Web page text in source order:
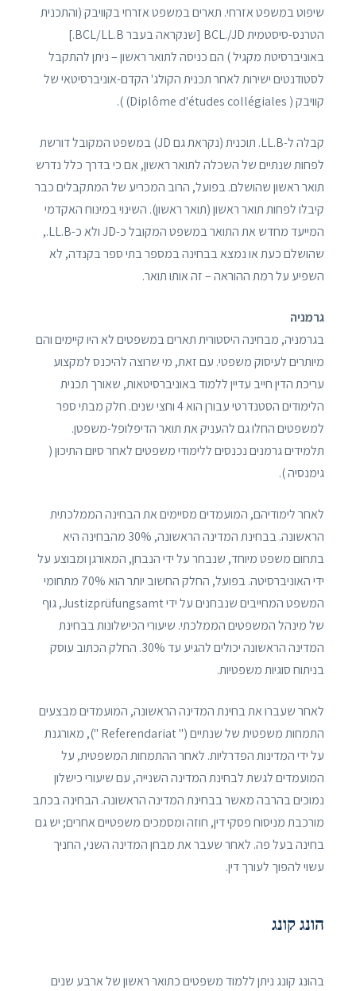
שיפוט במשפט אזרחי. תארים במשפט אזרחי בקוויבק (והתכנית
הטרנס-סיסטמית BCL./JD [שנקראה בעבר BCL/LL.B.]
באוניברסיטת מקגיל ) הם כניסה לתואר ראשון – ניתן להתקבל
לסטודנטים ישירות לאחר תכנית הקולג' הקדם-אוניברסיטאי של
קוויבק ( Diplôme d'études collégiales) ).
קבלה ל-LL.B. תוכנית (נקראת גם JD) במשפט המקובל דורשת
לפחות שנתיים של השכלה לתואר ראשון, אם כי בדרך כלל נדרש
תואר ראשון שהושלם. בפועל, הרוב המכריע של המתקבלים כבר
קיבלו לפחות תואר ראשון (תואר ראשון). השינוי במינוח האקדמי
המייעד מחדש את התואר במשפט המקובל כ-JD ולא כ-LL.B.,
שהושלם כעת או נמצא בבחינה במספר בתי ספר בקנדה, לא
השפיע על רמת ההוראה – זה אותו תואר.
גרמניה
בגרמניה, מבחינה היסטורית תארים במשפטים לא היו קיימים והם
מיותרים לעיסוק משפטי. עם זאת, מי שרוצה להיכנס למקצוע
עריכת הדין חייב עדיין ללמוד באוניברסיטאות, שאורך תכנית
הלימודים הסטנדרטי עבורן הוא 4 וחצי שנים. חלק מבתי ספר
למשפטים החלו גם להעניק את תואר הדיפלופל-משפטן.
תלמידים גרמנים נכנסים ללימודי משפטים לאחר סיום התיכון (
גימנסיה ).
לאחר לימודיהם, המועמדים מסיימים את הבחינה הממלכתית
הראשונה. בבחינת המדינה הראשונה, 30% מהבחינה היא
בתחום משפט מיוחד, שנבחר על ידי הנבחן, המאורגן ומבוצע על
ידי האוניברסיטה. בפועל, החלק החשוב יותר הוא 70% מתחומי
המשפט המחייבים שנבחנים על ידי Justizprüfungsamt, גוף
של מינהל המשפטים הממלכתי. שיעורי הכישלונות בבחינת
המדינה הראשונה יכולים להגיע עד 30%. החלק הכתוב עוסק
בניתוח סוגיות משפטיות.
לאחר שעברו את בחינת המדינה הראשונה, המועמדים מבצעים
התמחות משפטית של שנתיים (" Referendariat "), מאורגנת
על ידי המדינות הפדרליות. לאחר ההתמחות המשפטית, על
המועמדים לגשת לבחינת המדינה השנייה, עם שיעורי כישלון
נמוכים בהרבה מאשר בבחינת המדינה הראשונה. הבחינה בכתב
מורכבת מניסוח פסקי דין, חוזה ומסמכים משפטיים אחרים; יש גם
בחינה בעל פה. לאחר שעבר את מבחן המדינה השני, החניך
עשוי להפוך לעורך דין.
הונג קונג
בהונג קונג ניתן ללמוד משפטים כתואר ראשון של ארבע שנים